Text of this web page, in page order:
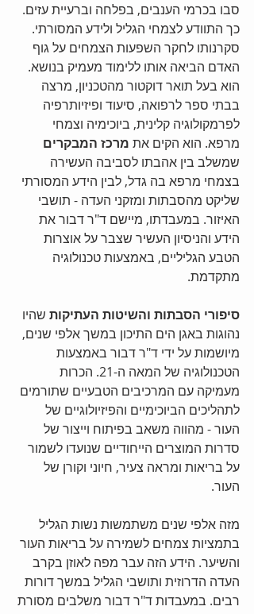
סבו בכרמי הענבים, בפלחה וברעיית עזים.
כך התוודע לצמחי הגליל ולידע המסורתי.
סקרנותו לחקר השפעות הצמחים על גוף
האדם הביאה אותו ללימוד מעמיק בנושא.
הוא בעל תואר דוקטור מהטכניון, מרצה
בבתי ספר לרפואה, סיעוד ופיזיותרפיה
לפרמקולוגיה קלינית, ביוכימיה וצמחי
מרפא. הוא הקים את מרכז המבקרים
שמשלב בין אהבתו לסביבה העשירה
בצמחי מרפא בה גדל, לבין הידע המסורתי
שליקט מהסבתות ומזקני העדה - תושבי
האיזור. במעבדתו, מיישם ד"ר דבור את
הידע והניסיון העשיר שצבר על אוצרות
הטבע הגליליים, באמצעות טכנולוגיה
מתקדמת.
סיפורי הסבתות והשיטות העתיקות שהיו
נהוגות באגן הים התיכון במשך אלפי שנים,
מיושמות על ידי ד"ר דבור באמצעות
הטכנולוגיה של המאה ה-21. הכרות
מעמיקה עם המרכיבים הטבעיים שתורמים
לתהליכים הביוכימיים והפיזיולוגיים של
העור - מהווה משאב בפיתוח וייצור של
סדרות המוצרים הייחודיים שנועדו לשמור
על בריאות ומראה צעיר, חיוני וקורן של
העור.
מזה אלפי שנים משתמשות נשות הגליל
בתמציות צמחים לשמירה על בריאות העור
והשיער. הידע הזה עבר מפה לאוזן בקרב
העדה הדרוזית ותושבי הגליל במשך דורות
רבים. במעבדות ד"ר דבור משלבים מסורת